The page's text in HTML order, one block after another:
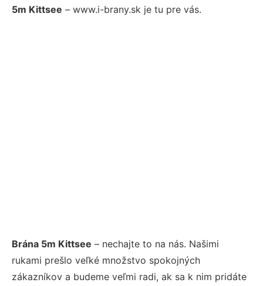
5m Kittsee – www.i-brany.sk je tu pre vás.
Brána 5m Kittsee – nechajte to na nás. Našimi
rukami prešlo veľké množstvo spokojných
zákazníkov a budeme veľmi radi, ak sa k nim pridáte